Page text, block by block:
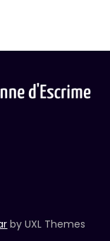
by UXL Themes